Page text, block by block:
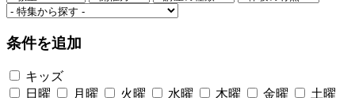
条件を追加
キッズ
日曜
月曜 火曜 水曜 木曜 金曜 土曜